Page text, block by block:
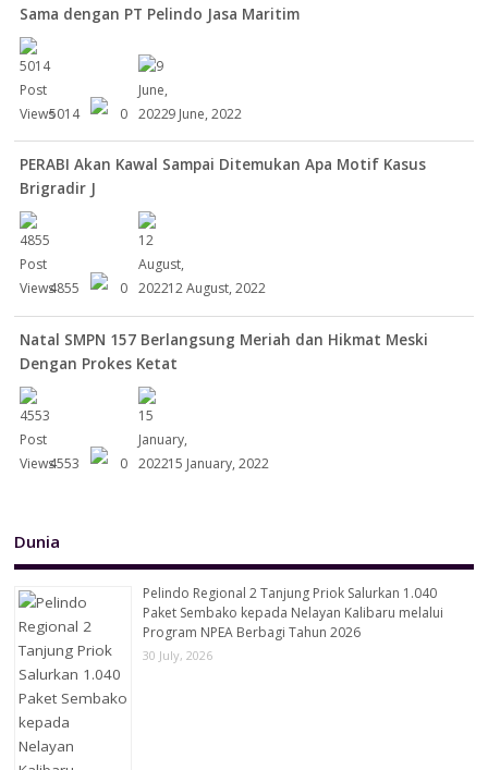
Sama dengan PT Pelindo Jasa Maritim
5014 0 9 June, 2022
PERABI Akan Kawal Sampai Ditemukan Apa Motif Kasus
Brigradir J
4855 0 12 August, 2022
Natal SMPN 157 Berlangsung Meriah dan Hikmat Meski
Dengan Prokes Ketat
4553 0 15 January, 2022
Dunia
Pelindo Regional 2 Tanjung Priok Salurkan 1.040
Paket Sembako kepada Nelayan Kalibaru melalui
Program NPEA Berbagi Tahun 2026
30 July, 2026